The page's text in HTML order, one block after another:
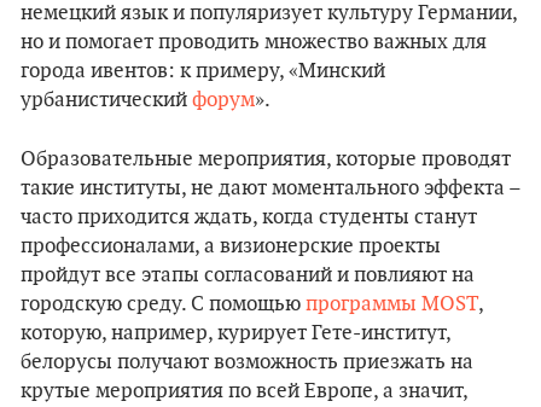
немецкий язык и популяризует культуру Германии,
но и помогает проводить множество важных для
города ивентов: к примеру, «Минский
урбанистический форум».
Образовательные мероприятия, которые проводят
такие институты, не дают моментального эффекта –
часто приходится ждать, когда студенты станут
профессионалами, а визионерские проекты
пройдут все этапы согласований и повлияют на
городскую среду. С помощью программы MOST,
которую, например, курирует Гете-институт,
белорусы получают возможность приезжать на
крутые мероприятия по всей Европе, а значит,